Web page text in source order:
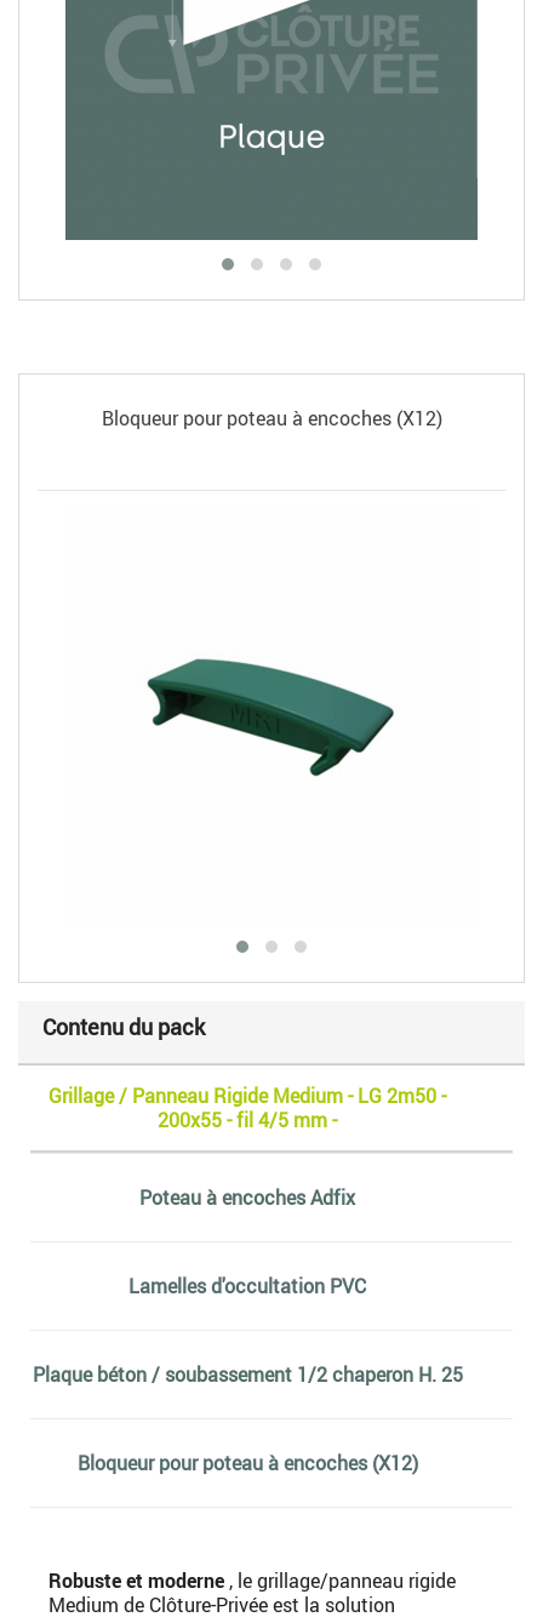
Bloqueur pour poteau à encoches (X12)
Contenu du pack
Grillage / Panneau Rigide Medium - LG 2m50 -
200x55 - fil 4/5 mm -
Poteau à encoches Adfix
Lamelles d'occultation PVC
Plaque béton / soubassement 1/2 chaperon H. 25
Bloqueur pour poteau à encoches (X12)
Robuste et moderne, le grillage/panneau rigide
Medium de Clôture-Privée est la solution